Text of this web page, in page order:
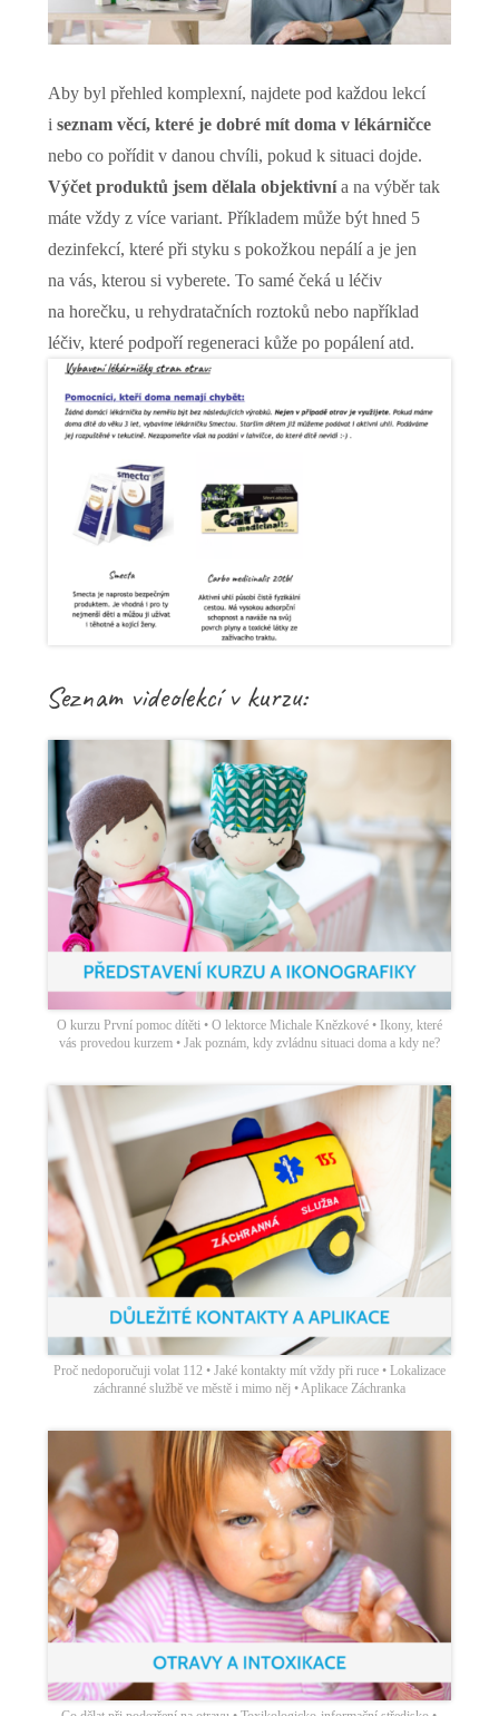
Aby byl přehled komplexní, najdete pod každou lekcí
i seznam věcí, které je dobré mít doma v lékárničce
nebo co pořídit v danou chvíli, pokud k situaci dojde.
Výčet produktů jsem dělala objektivní a na výběr tak
máte vždy z více variant. Příkladem může být hned 5
dezinfekcí, které při styku s pokožkou nepálí a je jen
na vás, kterou si vyberete. To samé čeká u léčiv
na horečku, u rehydratačních roztoků nebo například
léčiv, které podpoří regeneraci kůže po popálení atd.
Seznam videolekcí v kurzu:
O kurzu První pomoc dítěti • O lektorce Michale Knězkové • Ikony, které
vás provedou kurzem • Jak poznám, kdy zvládnu situaci doma a kdy ne?
Proč nedoporučuji volat 112 • Jaké kontakty mít vždy při ruce • Lokalizace
záchranné službě ve městě i mimo něj • Aplikace Záchranka